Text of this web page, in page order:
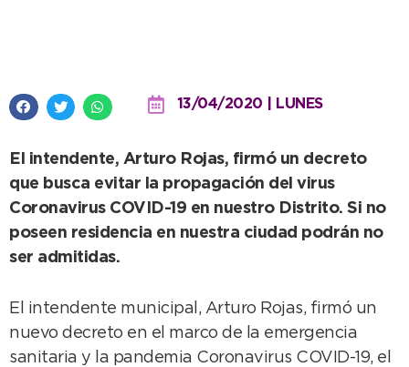
13/04/2020 | LUNES
El intendente, Arturo Rojas, firmó un decreto
que busca evitar la propagación del virus
Coronavirus COVID-19 en nuestro Distrito. Si no
poseen residencia en nuestra ciudad podrán no
ser admitidas.
El intendente municipal, Arturo Rojas, firmó un
nuevo decreto en el marco de la emergencia
sanitaria y la pandemia Coronavirus COVID-19, el